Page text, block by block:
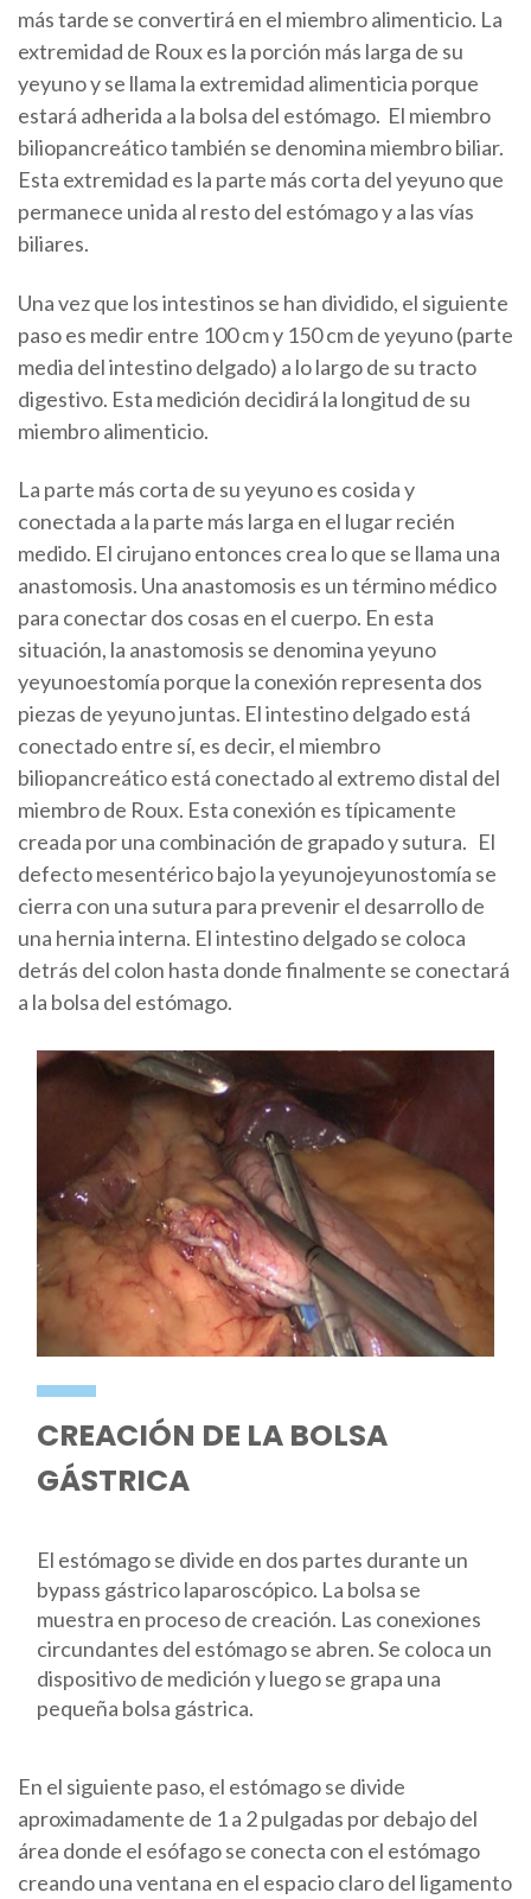
más tarde se convertirá en el miembro alimenticio. La
extremidad de Roux es la porción más larga de su
yeyuno y se llama la extremidad alimenticia porque
estará adherida a la bolsa del estómago. El miembro
biliopancreático también se denomina miembro biliar.
Esta extremidad es la parte más corta del yeyuno que
permanece unida al resto del estómago y a las vías
biliares.
Una vez que los intestinos se han dividido, el siguiente
paso es medir entre 100 cm y 150 cm de yeyuno (parte
media del intestino delgado) a lo largo de su tracto
digestivo. Esta medición decidirá la longitud de su
miembro alimenticio.
La parte más corta de su yeyuno es cosida y
conectada a la parte más larga en el lugar recién
medido. El cirujano entonces crea lo que se llama una
anastomosis. Una anastomosis es un término médico
para conectar dos cosas en el cuerpo. En esta
situación, la anastomosis se denomina yeyuno
yeyunoestomía porque la conexión representa dos
piezas de yeyuno juntas. El intestino delgado está
conectado entre sí, es decir, el miembro
biliopancreático está conectado al extremo distal del
miembro de Roux. Esta conexión es típicamente
creada por una combinación de grapado y sutura. El
defecto mesentérico bajo la yeyunojeyunostomía se
cierra con una sutura para prevenir el desarrollo de
una hernia interna. El intestino delgado se coloca
detrás del colon hasta donde finalmente se conectará
a la bolsa del estómago.
CREACIÓN DE LA BOLSA
GÁSTRICA
El estómago se divide en dos partes durante un
bypass gástrico laparoscópico. La bolsa se
muestra en proceso de creación. Las conexiones
circundantes del estómago se abren. Se coloca un
dispositivo de medición y luego se grapa una
pequeña bolsa gástrica.
En el siguiente paso, el estómago se divide
aproximadamente de 1 a 2 pulgadas por debajo del
área donde el esófago se conecta con el estómago
creando una ventana en el espacio claro del ligamento